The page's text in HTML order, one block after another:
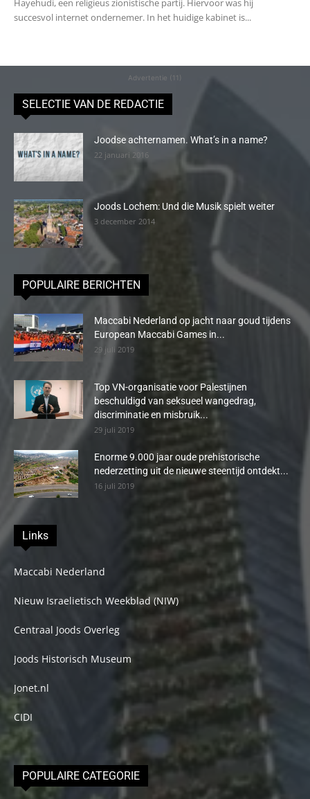
Hayehudi, een religieus zionistische partij. Hiervoor was hij
succesvol internet ondernemer. In het huidige kabinet is...
Advertentie (11)
SELECTIE VAN DE REDACTIE
Joodse achternamen. What’s in a name?
22 januari 2016
Joods Lochem: Und die Musik spielt weiter
3 december 2014
POPULAIRE BERICHTEN
Maccabi Nederland op jacht naar goud tijdens
European Maccabi Games in...
29 juli 2019
Top VN-organisatie voor Palestijnen
beschuldigd van seksueel wangedrag,
discriminatie en misbruik...
29 juli 2019
Enorme 9.000 jaar oude prehistorische
nederzetting uit de nieuwe steentijd ontdekt...
16 juli 2019
Links
Maccabi Nederland
Nieuw Israelietisch Weekblad (NIW)
Centraal Joods Overleg
Joods Historisch Museum
Jonet.nl
CIDI
POPULAIRE CATEGORIE